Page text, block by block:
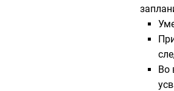
Во